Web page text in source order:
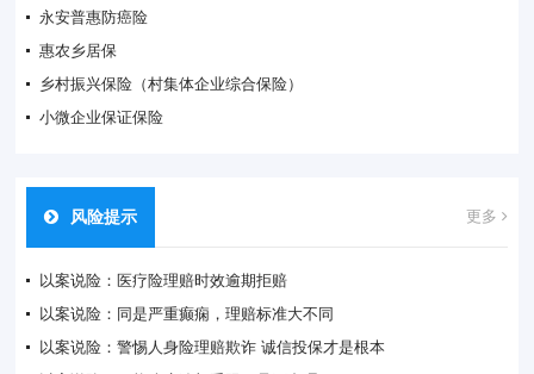
永安普惠防癌险
惠农乡居保
乡村振兴保险（村集体企业综合保险）
小微企业保证保险
风险提示 更多
以案说险：医疗险理赔时效逾期拒赔
以案说险：同是严重癫痫，理赔标准大不同
以案说险：警惕人身险理赔欺诈 诚信投保才是根本